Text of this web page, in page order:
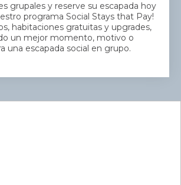
grupales y reserve su escapada hoy
programa Social Stays that Pay!
habitaciones gratuitas y upgrades,
un mejor momento, motivo o
una escapada social en grupo.